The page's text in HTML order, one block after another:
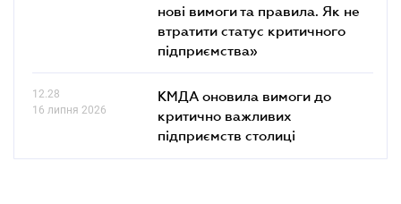
нові вимоги та правила. Як не
втратити статус критичного
підприємства»
12.28
16 липня 2026
КМДА оновила вимоги до
критично важливих
підприємств столиці